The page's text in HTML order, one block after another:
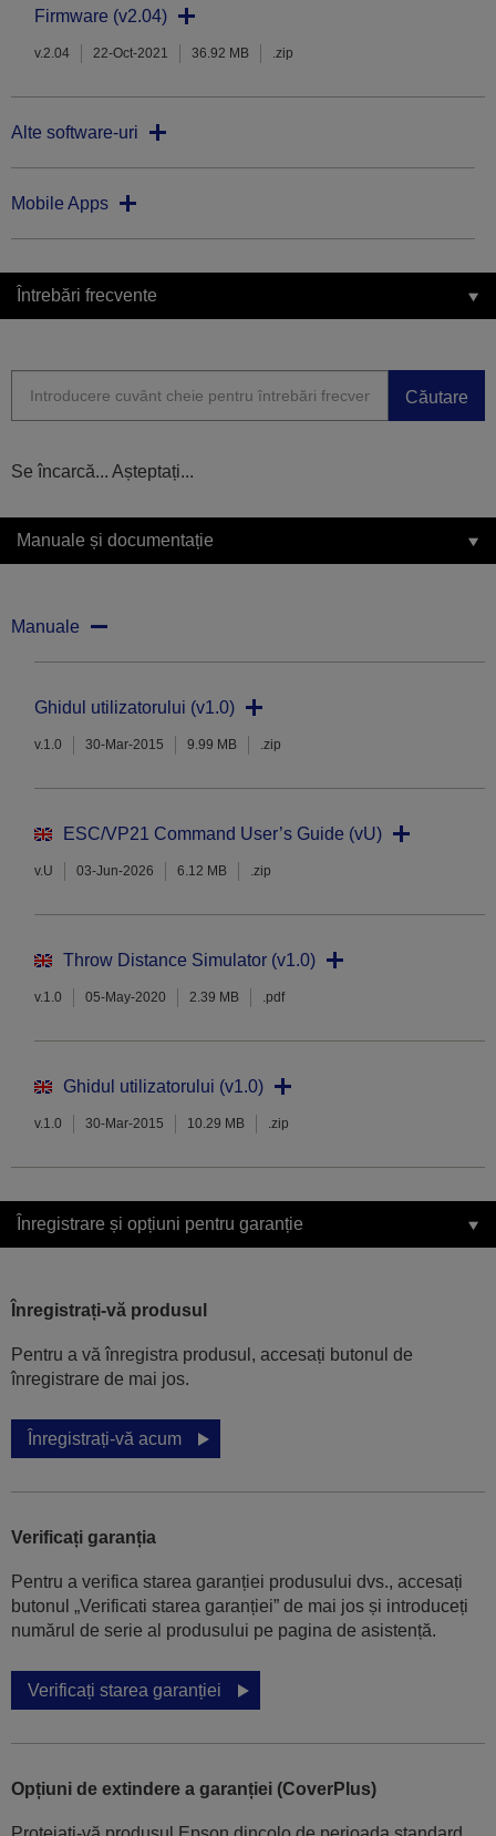
Firmware (v2.04)
v.2.04 22-Oct-2021 36.92 MB .zip
Alte software-uri
Mobile Apps
Întrebări frecvente
Căutare
Se încarcă... Așteptați...
Manuale și documentație
Manuale
Ghidul utilizatorului (v1.0)
v.1.0 30-Mar-2015 9.99 MB .zip
ESC/VP21 Command User’s Guide (vU)
v.U 03-Jun-2026 6.12 MB .zip
Throw Distance Simulator (v1.0)
v.1.0 05-May-2020 2.39 MB .pdf
Ghidul utilizatorului (v1.0)
v.1.0 30-Mar-2015 10.29 MB .zip
Înregistrare și opțiuni pentru garanție
Înregistrați-vă produsul
Pentru a vă înregistra produsul, accesați butonul de
înregistrare de mai jos.
Înregistrați-vă acum
Verificați garanția
Pentru a verifica starea garanției produsului dvs., accesați
butonul „Verificati starea garanției” de mai jos și introduceți
numărul de serie al produsului pe pagina de asistență.
Verificați starea garanției
Opțiuni de extindere a garanției (CoverPlus)